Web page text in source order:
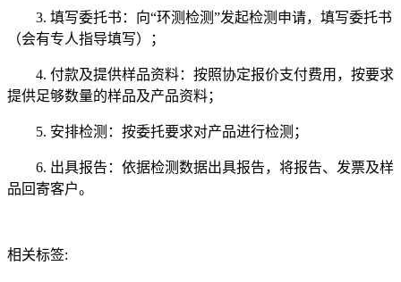
3. 填写委托书：向“环测检测”发起检测申请，填写委托书
（会有专人指导填写）；
4. 付款及提供样品资料：按照协定报价支付费用，按要求
提供足够数量的样品及产品资料；
5. 安排检测：按委托要求对产品进行检测；
6. 出具报告：依据检测数据出具报告，将报告、发票及样
品回寄客户。
相关标签: